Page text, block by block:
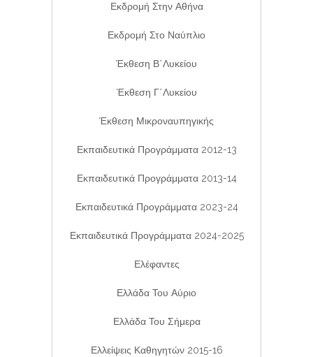
Εκδρομή Στην Αθήνα
Εκδρομή Στο Ναύπλιο
Έκθεση Β΄λυκείου
Έκθεση Γ΄λυκείου
Έκθεση Μικροναυπηγικής
Εκπαιδευτικά Προγράμματα 2012-13
Εκπαιδευτικά Προγράμματα 2013-14
Εκπαιδευτικά Προγράμματα 2023-24
Εκπαιδευτικά Προγράμματα 2024-2025
Ελέφαντες
Ελλάδα Του Αύριο
Ελλάδα Του Σήμερα
Ελλείψεις Καθηγητών 2015-16